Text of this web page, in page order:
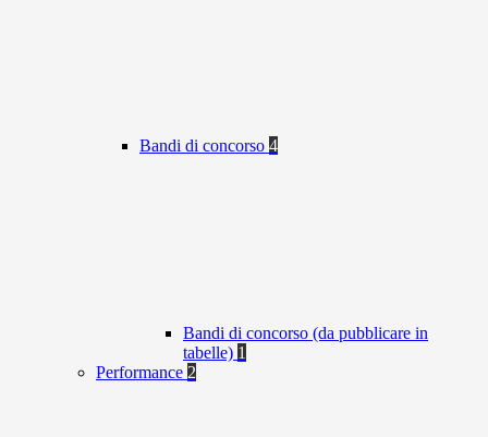
Bandi di concorso 4
Bandi di concorso (da pubblicare in
tabelle) 1
Performance 2